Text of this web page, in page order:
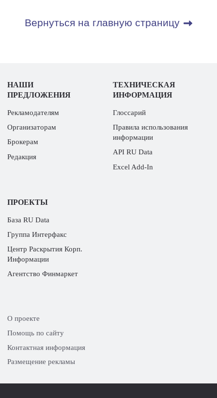
Вернуться на главную страницу
НАШИ
ПРЕДЛОЖЕНИЯ
Рекламодателям
Организаторам
Брокерам
Редакция
ТЕХНИЧЕСКАЯ
ИНФОРМАЦИЯ
Глоссарий
Правила использования
информации
API RU Data
Excel Add-In
ПРОЕКТЫ
База RU Data
Группа Интерфакс
Центр Раскрытия Корп.
Информации
Агентство Финмаркет
О проекте
Помощь по сайту
Контактная информация
Размещение рекламы